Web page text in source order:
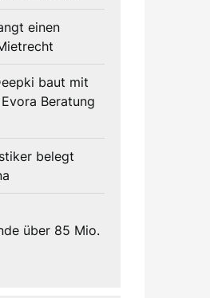
einen
baut mit
Beratung
belegt
über 85 Mio.